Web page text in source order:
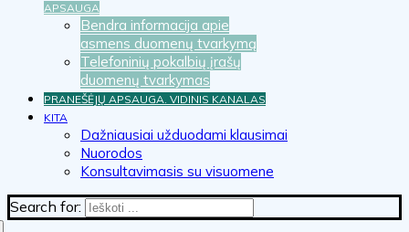
APSAUGA
Bendra informacija apie
asmens duomenų tvarkymą
Telefoninių pokalbių įrašų
duomenų tvarkymas
PRANEŠĖJŲ APSAUGA. VIDINIS KANALAS
KITA
Dažniausiai užduodami klausimai
Nuorodos
Konsultavimasis su visuomene
Search for: